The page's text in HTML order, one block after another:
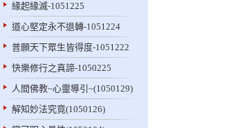
緣起緣滅-1051225
道心堅定永不退轉-1051224
普願天下眾生皆得度-1051222
快樂修行之真諦-1050225
人間佛教~心靈導引~(1050129)
解知妙法究竟(1050126)